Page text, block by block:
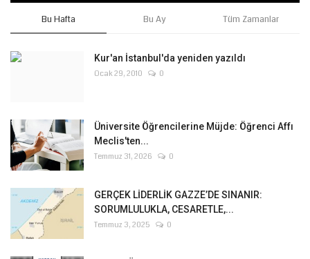
Bu Hafta Bu Ay Tüm Zamanlar
Kur'an İstanbul'da yeniden yazıldı
Ocak 29, 2010 0
Üniversite Öğrencilerine Müjde: Öğrenci Affı
Meclis'ten...
Temmuz 31, 2026 0
GERÇEK LİDERLİK GAZZE’DE SINANIR:
SORUMLULUKLA, CESARETLE,...
Temmuz 3, 2025 0